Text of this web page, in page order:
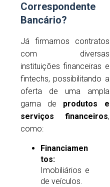
Correspondente
Bancário?
Já firmamos contratos
com diversas
instituições financeiras e
fintechs, possibilitando a
oferta de uma ampla
gama de produtos e
serviços financeiros,
como:
Financiamen
tos:
Imobiliários e
de veículos.